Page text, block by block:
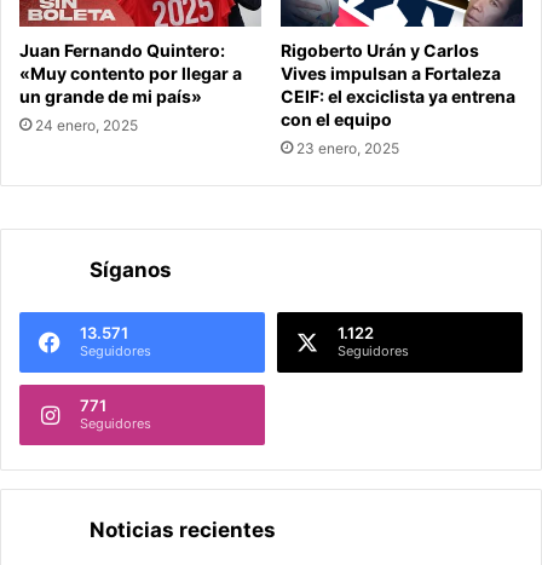
Juan Fernando Quintero:
«Muy contento por llegar a
un grande de mi país»
24 enero, 2025
Rigoberto Urán y Carlos
Vives impulsan a Fortaleza
CEIF: el exciclista ya entrena
con el equipo
23 enero, 2025
Síganos
13.571
Seguidores
1.122
Seguidores
771
Seguidores
Noticias recientes